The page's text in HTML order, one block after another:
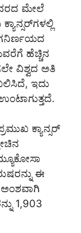
ಮೇಲೆ
ಹೆಚ್ಚಿನ
ವಿಶ್ವದ ಅತಿ
ಇದು
ಕ್ಯಾನ್ಸರ್
ಈ
ಅಂಶವಾಗಿ
1,903